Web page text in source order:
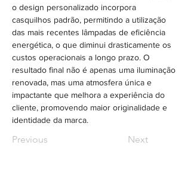
o design personalizado incorpora
casquilhos padrão, permitindo a utilização
das mais recentes lâmpadas de eficiência
energética, o que diminui drasticamente os
custos operacionais a longo prazo. O
resultado final não é apenas uma iluminação
renovada, mas uma atmosfera única e
impactante que melhora a experiência do
cliente, promovendo maior originalidade e
identidade da marca.
Previous Next